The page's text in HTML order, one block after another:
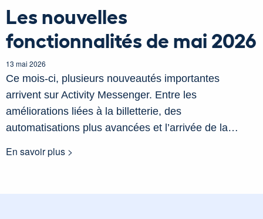
Les nouvelles
fonctionnalités de mai 2026
13 mai 2026
Ce mois-ci, plusieurs nouveautés importantes
arrivent sur Activity Messenger. Entre les
améliorations liées à la billetterie, des
automatisations plus avancées et l’arrivée de la…
En savoir plus >